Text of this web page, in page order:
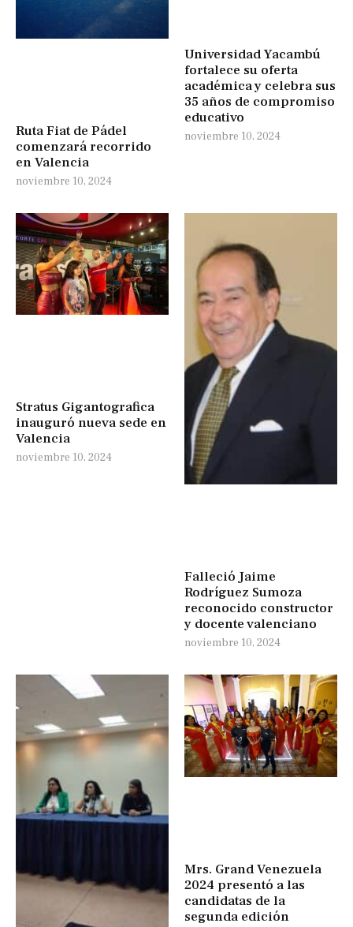
Ruta Fiat de Pádel
comenzará recorrido
en Valencia
noviembre 10, 2024
Universidad Yacambú
fortalece su oferta
académica y celebra sus
35 años de compromiso
educativo
noviembre 10, 2024
Stratus Gigantografica
inauguró nueva sede en
Valencia
noviembre 10, 2024
Falleció Jaime
Rodríguez Sumoza
reconocido constructor
y docente valenciano
noviembre 10, 2024
Mrs. Grand Venezuela
2024 presentó a las
candidatas de la
segunda edición